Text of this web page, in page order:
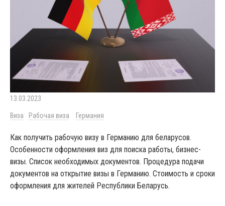
13.03.2023
Виза Рабочая виза Германия
Как получить рабочую визу в Германию для беларусов.
Особенности оформления виз для поиска работы, бизнес-
визы. Список необходимых документов. Процедура подачи
документов на открытие визы в Германию. Стоимость и сроки
оформления для жителей Республики Беларусь.